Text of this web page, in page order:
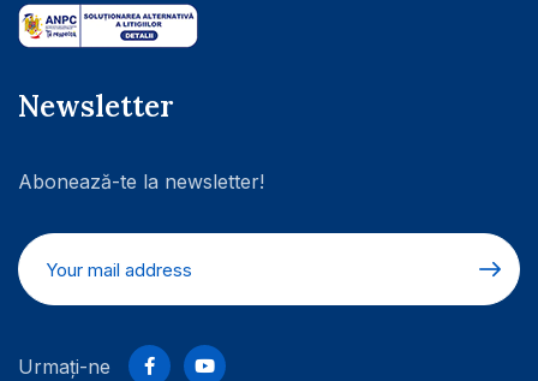
Newsletter
Abonează-te la newsletter!
Urmați-ne